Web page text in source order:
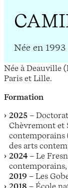
Née en
Née à Deauville
Paris et Lille.
Formation
2025 –
Chèvremont et
contemporains
des arts
2024 – Le
2019 – Les